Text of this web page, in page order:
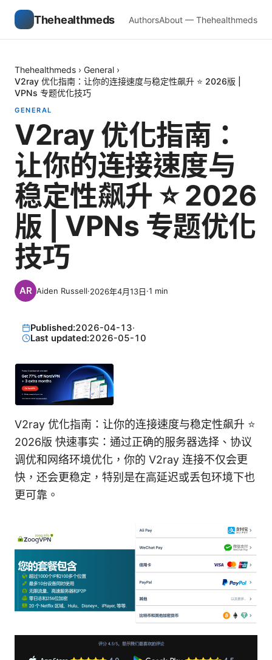
Thehealthmeds AuthorsAbout — Thehealthmeds
Thehealthmeds › General ›
V2ray 优化指南：让你的连接速度与稳定性飙升 ⭐ 2026版 |
VPNs 专题优化技巧
GENERAL
V2ray 优化指南：
让你的连接速度与
稳定性飙升 ⭐ 2026
版 | VPNs 专题优化
技巧
Aiden Russell·2026年4月13日·1 min
Published:2026-04-13·
Last updated:2026-05-10
V2ray 优化指南：让你的连接速度与稳定性飙升 ⭐
2026版 快速事实：通过正确的服务器选择、协议
调优和网络环境优化，你的 V2ray 连接不仅会更
快，还会更稳定，特别是在高延迟或丢包环境下也
更可靠。